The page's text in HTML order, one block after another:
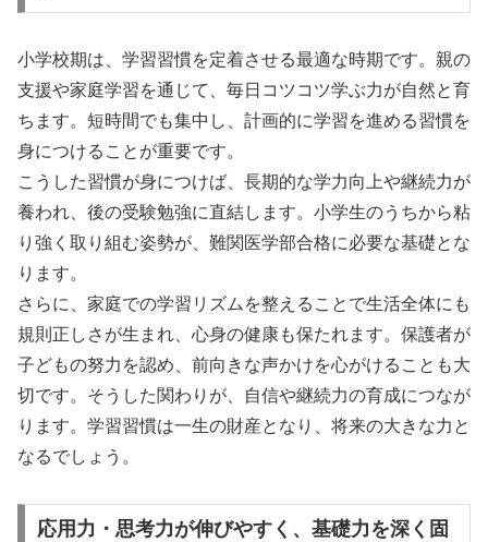
小学校期は、学習習慣を定着させる最適な時期です。親の
支援や家庭学習を通じて、毎日コツコツ学ぶ力が自然と育
ちます。短時間でも集中し、計画的に学習を進める習慣を
身につけることが重要です。
こうした習慣が身につけば、長期的な学力向上や継続力が
養われ、後の受験勉強に直結します。小学生のうちから粘
り強く取り組む姿勢が、難関医学部合格に必要な基礎とな
ります。
さらに、家庭での学習リズムを整えることで生活全体にも
規則正しさが生まれ、心身の健康も保たれます。保護者が
子どもの努力を認め、前向きな声かけを心がけることも大
切です。そうした関わりが、自信や継続力の育成につなが
ります。学習習慣は一生の財産となり、将来の大きな力と
なるでしょう。
応用力・思考力が伸びやすく、基礎力を深く固